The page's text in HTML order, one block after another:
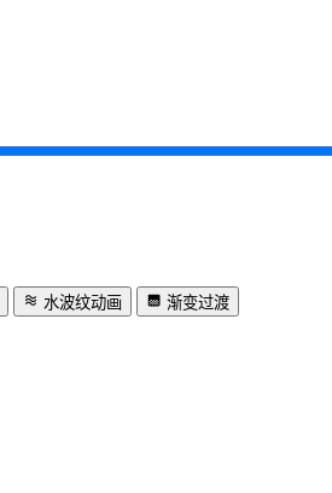
水波纹动画 渐变过渡